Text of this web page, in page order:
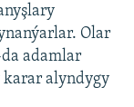
Olar
adamlar
alyndygy